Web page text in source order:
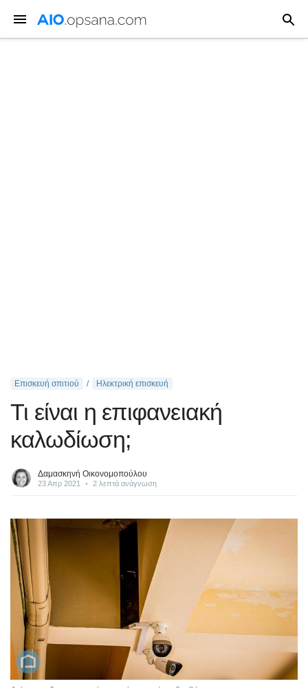
Επισκευή σπιτιού Ηλεκτρική επισκευή
Τι είναι η επιφανειακή
καλωδίωση;
Δαμασκηνή Οικονομοπούλου
23 Απρ 2021 • 2 λεπτά ανάγνωση